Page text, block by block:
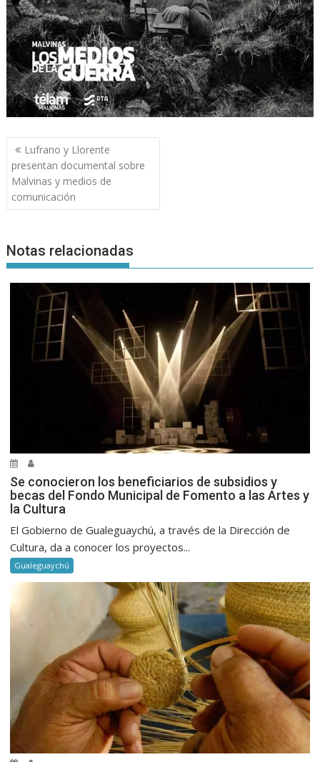
Navegación
de
entradas
Lufrano y Llorente
presentan documental sobre
Malvinas y medios de
comunicación
Notas relacionadas
Se conocieron los beneficiarios de subsidios y
becas del Fondo Municipal de Fomento a las Artes y
la Cultura
El Gobierno de Gualeguaychú, a través de la Dirección de
Cultura, da a conocer los proyectos...
Gualeguaychú